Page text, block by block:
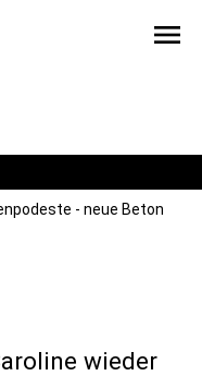
menu
- neue Beton
wieder